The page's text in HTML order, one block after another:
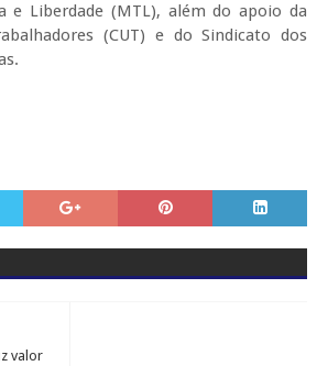
e Liberdade (MTL), além do apoio da
(CUT) e do Sindicato dos
valor